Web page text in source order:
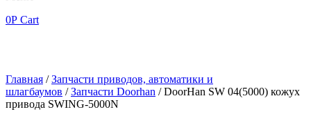
0Р Cart
Главная /Запчасти приводов, автоматики и
шлагбаумов /Запчасти Doorhan / DoorHan SW 04(5000) кожух
привода SWING-5000N